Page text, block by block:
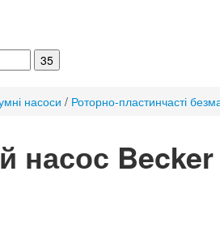
насоси / Роторно-пластинчасті
насос